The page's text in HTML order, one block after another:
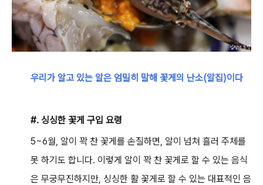
우리가 알고 있는 알은 엄밀히 말해 꽃게의 난소(알집)이다
#. 싱싱한 꽃게 구입 요령
5~6월, 알이 꽉 찬 꽃게를 손질하면, 알이 넘쳐 흘러 주체를
못 하기도 합니다. 이렇게 알이 꽉 찬 꽃게로 할 수 있는 음식
은 무궁무진하지만, 싱싱한 활 꽃게로 할 수 있는 대표적인 음